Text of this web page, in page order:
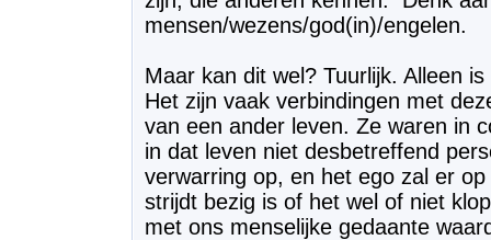
mensen/wezens/god(in)/engelen.
Maar kan dit wel? Tuurlijk. Alleen
Het zijn vaak verbindingen met
van een ander leven. Ze waren in
in dat leven niet desbetreffend
verwarring op, en het ego zal er
strijdt bezig is of het wel of niet
met ons menselijke gedaante